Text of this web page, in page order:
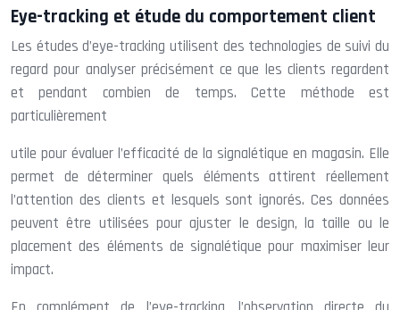
Eye-tracking et étude du comportement client
Les études d’eye-tracking utilisent des technologies de suivi du
regard pour analyser précisément ce que les clients regardent
et pendant combien de temps. Cette méthode est
particulièrement
utile pour évaluer l’efficacité de la signalétique en magasin. Elle
permet de déterminer quels éléments attirent réellement
l’attention des clients et lesquels sont ignorés. Ces données
peuvent être utilisées pour ajuster le design, la taille ou le
placement des éléments de signalétique pour maximiser leur
impact.